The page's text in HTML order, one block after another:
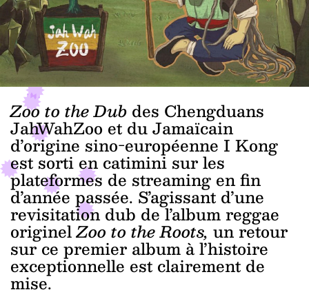
Zoo to the Dub des Chengduans
JahWahZoo et du Jamaïcain
d’origine sino-européenne I Kong
est sorti en catimini sur les
plateformes de streaming en fin
d’année passée. S’agissant d’une
revisitation dub de l’album reggae
originelZoo to the Roots, un retour
sur ce premier album à l’histoire
exceptionnelle est clairement de
mise.